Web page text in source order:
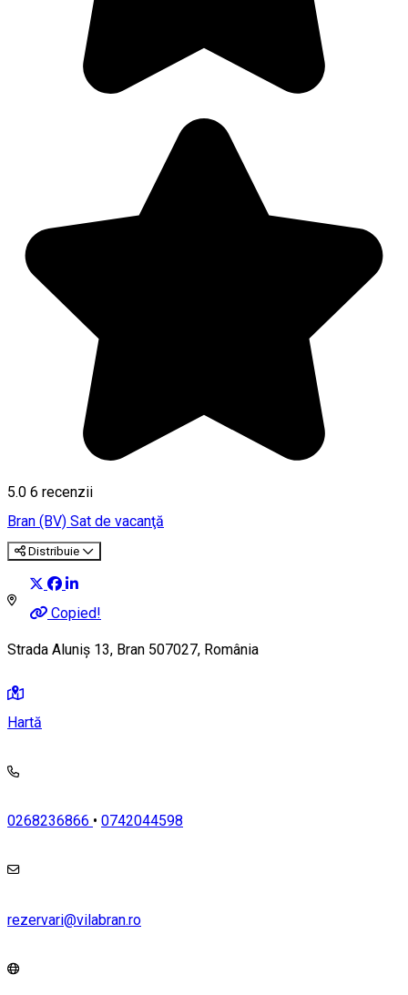
5.0 6 recenzii
Bran (BV) Sat de vacanţă
Distribuie
Copied!
Strada Aluniș 13, Bran 507027, România
Hartă
0268236866 • 0742044598
rezervari@vilabran.ro